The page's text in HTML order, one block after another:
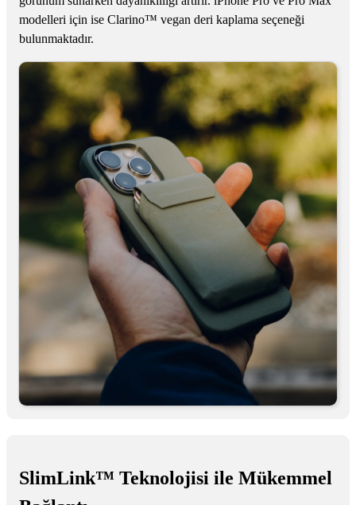
modelleri için ise Clarino™ vegan deri kaplama seçeneği
bulunmaktadır.
SlimLink™ Teknolojisi ile Mükemmel